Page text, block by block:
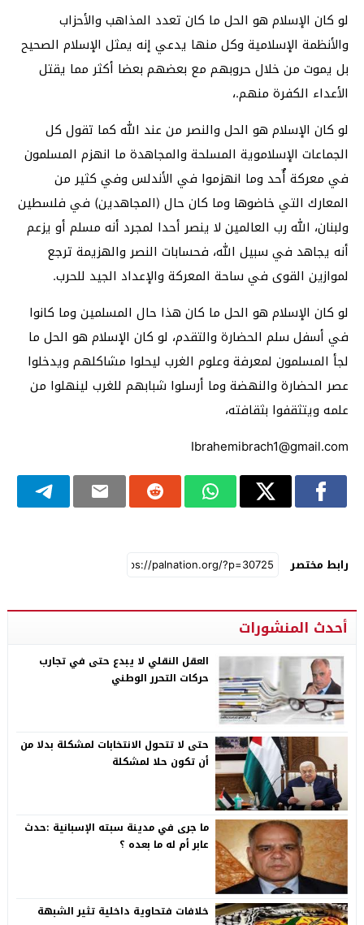
لو كان الإسلام هو الحل ما كان تعدد المذاهب والأحزاب
والأنظمة الإسلامية وكل منها يدعي إنه يمثل الإسلام الصحيح
بل يموت من خلال حروبهم مع بعضهم بعضا أكثر مما يقتل
الأعداء الكفرة منهم.،
لو كان الإسلام هو الحل والنصر من عند الله كما تقول كل
الجماعات الإسلاموية المسلحة والمجاهدة ما انهزم المسلمون
في معركة أٌحد وما انهزموا في الأندلس وفي كثير من
المعارك التي خاضوها وما كان حال (المجاهدين) في فلسطين
ولبنان، الله رب العالمين لا ينصر أحدا لمجرد أنه مسلم أو يزعم
أنه يجاهد في سبيل الله، فحسابات النصر والهزيمة ترجع
لموازين القوى في ساحة المعركة والإعداد الجيد للحرب.
لو كان الإسلام هو الحل ما كان هذا حال المسلمين وما كانوا
في أسفل سلم الحضارة والتقدم، لو كان الإسلام هو الحل ما
لجأ المسلمون لمعرفة وعلوم الغرب ليحلوا مشاكلهم ويدخلوا
عصر الحضارة والنهضة وما أرسلوا شبابهم للغرب لينهلوا من
علمه ويتثقفوا بثقافته،
Ibrahemibrach1@gmail.com
رابط مختصر
أحدث المنشورات
العقل النقلي لا يبدع حتى في تجارب
حركات التحرر الوطني
حتى لا تتحول الانتخابات لمشكلة بدلا من
أن تكون حلا لمشكلة
ما جرى في مدينة سبته الإسبانية :حدث
عابر أم له ما بعده ؟
خلافات فتحاوية داخلية تثير الشبهة